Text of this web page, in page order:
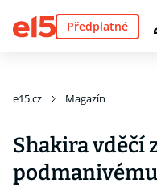
Předplatné
e15.cz Magazín
Shakira vděčí